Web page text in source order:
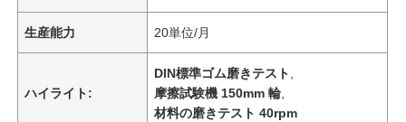
生産能力 20単位/月
ハイライト:
DIN標準ゴム磨きテスト
摩擦試験機 150mm 輪,
材料の磨きテスト 40rpm